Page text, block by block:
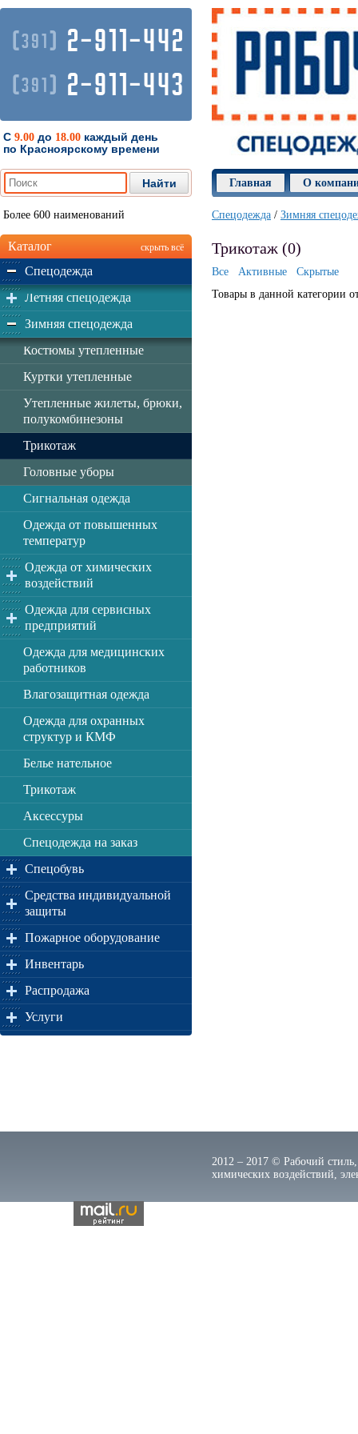
(391) 2-911-442
(391) 2-911-443
С 9.00 до 18.00 каждый день
по Красноярскому времени
Главная О
Более 600 наименований
Каталог скрыть всё
Спецодежда
Летняя спецодежда
Зимняя спецодежда
Костюмы утепленные
Куртки утепленные
Утепленные жилеты, брюки,
полукомбинезоны
Трикотаж
Головные уборы
Сигнальная одежда
Одежда от повышенных
температур
Одежда от химических
воздействий
Одежда для сервисных
предприятий
Одежда для медицинских
работников
Влагозащитная одежда
Одежда для охранных
структур и КМФ
Белье нательное
Трикотаж
Аксессуры
Спецодежда на заказ
Спецобувь
Средства индивидуальной
защиты
Пожарное оборудование
Инвентарь
Распродажа
Услуги
Спецодежда / Зимняя
Трикотаж (0)
Все Активные
Скрытые
Товары в данной категории
2012 – 2017 © Рабочий
химических воздействий,